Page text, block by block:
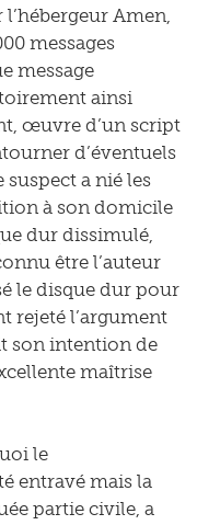
Amen,
messages
message
ainsi
œuvre d’un script
d’éventuels
a nié les
à son domicile
dur dissimulé,
être l’auteur
le disque dur pour
rejeté l’argument
son intention de
maîtrise
le
entravé mais la
partie civile, a